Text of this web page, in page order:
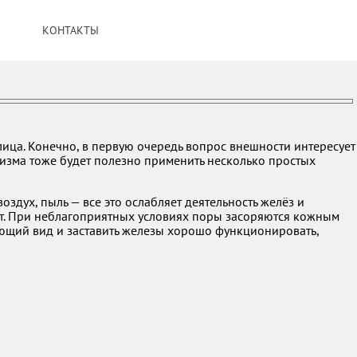
КОНТАКТЫ
Конечно, в первую очередь вопрос внешности интересует
тоже будет полезно применить несколько простых
пыль — все это ослабляет деятельность желёз и
При неблагоприятных условиях поры засоряются кожным
вид и заставить железы хорошо функционировать,